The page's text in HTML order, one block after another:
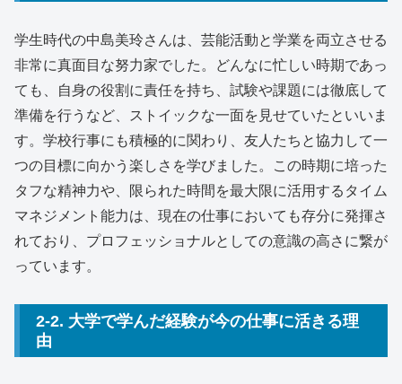
学生時代の中島美玲さんは、芸能活動と学業を両立させる
非常に真面目な努力家でした。どんなに忙しい時期であっ
ても、自身の役割に責任を持ち、試験や課題には徹底して
準備を行うなど、ストイックな一面を見せていたといいま
す。学校行事にも積極的に関わり、友人たちと協力して一
つの目標に向かう楽しさを学びました。この時期に培った
タフな精神力や、限られた時間を最大限に活用するタイム
マネジメント能力は、現在の仕事においても存分に発揮さ
れており、プロフェッショナルとしての意識の高さに繋が
っています。
2-2. 大学で学んだ経験が今の仕事に活きる理
由